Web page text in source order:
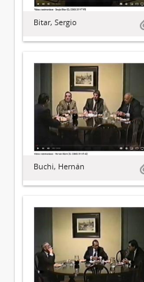
Bitar, Sergio
Buchi, Hernán